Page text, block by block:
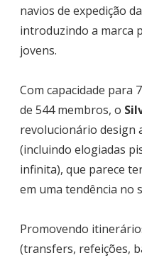
navios de expedição da
introduzindo a marca
jovens.
Com capacidade para
de 544 membros, o
revolucionário design
(incluindo elogiadas
infinita), que parece
em uma tendência no
Promovendo
(transfers, refeições,